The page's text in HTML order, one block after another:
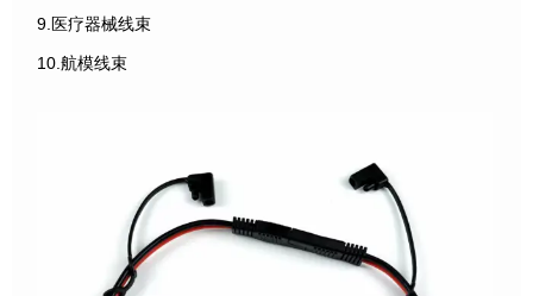
9.医疗器械线束
10.航模线束